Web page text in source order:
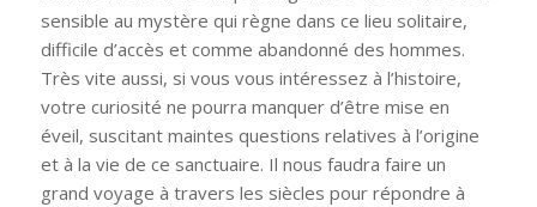
sensible au mystère qui règne dans ce lieu solitaire,
difficile d’accès et comme abandonné des hommes.
Très vite aussi, si vous vous intéressez à l’histoire,
votre curiosité ne pourra manquer d’être mise en
éveil, suscitant maintes questions relatives à l’origine
et à la vie de ce sanctuaire. Il nous faudra faire un
grand voyage à travers les siècles pour répondre à